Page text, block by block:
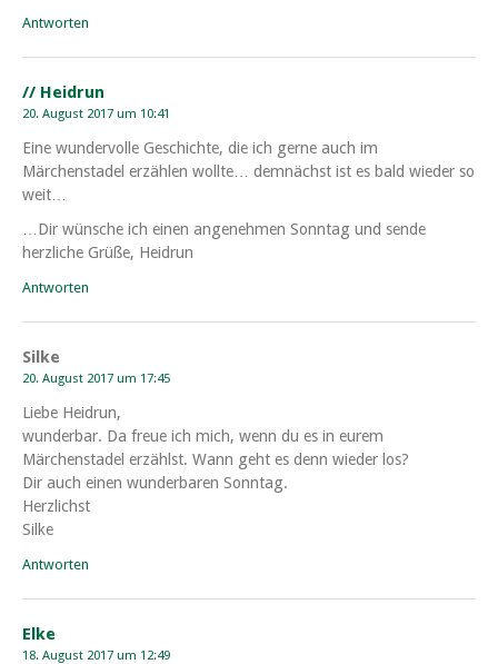
Antworten
// Heidrun
20. August 2017 um 10:41
Eine wundervolle Geschichte, die ich gerne auch im
Märchenstadel erzählen wollte… demnächst ist es bald wieder so
weit…
…Dir wünsche ich einen angenehmen Sonntag und sende
herzliche Grüße, Heidrun
Antworten
Silke
20. August 2017 um 17:45
Liebe Heidrun,
wunderbar. Da freue ich mich, wenn du es in eurem
Märchenstadel erzählst. Wann geht es denn wieder los?
Dir auch einen wunderbaren Sonntag.
Herzlichst
Silke
Antworten
Elke
18. August 2017 um 12:49